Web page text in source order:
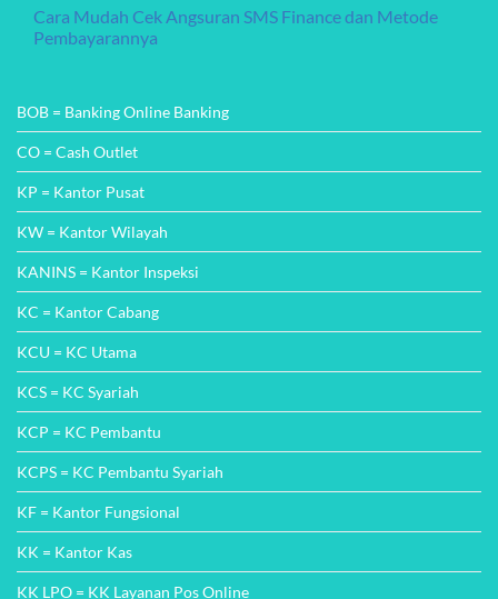
Ribet
Perbankan
di
Indonesia
Cara
Mudah
Cek
dan
Metode
Pembayarannya
BOB = Banking Online Banking
KP = Kantor Pusat
KW = Kantor Wilayah
KANINS = Kantor Inspeksi
KC = Kantor Cabang
KCU = KC Utama
KCS = KC Syariah
KCP = KC Pembantu
KCPS = KC Pembantu Syariah
KF = Kantor Fungsional
KK = Kantor Kas
KK LPO = KK Layanan Pos Online
KKS = KK Syariah
KLN = Kantor Layanan